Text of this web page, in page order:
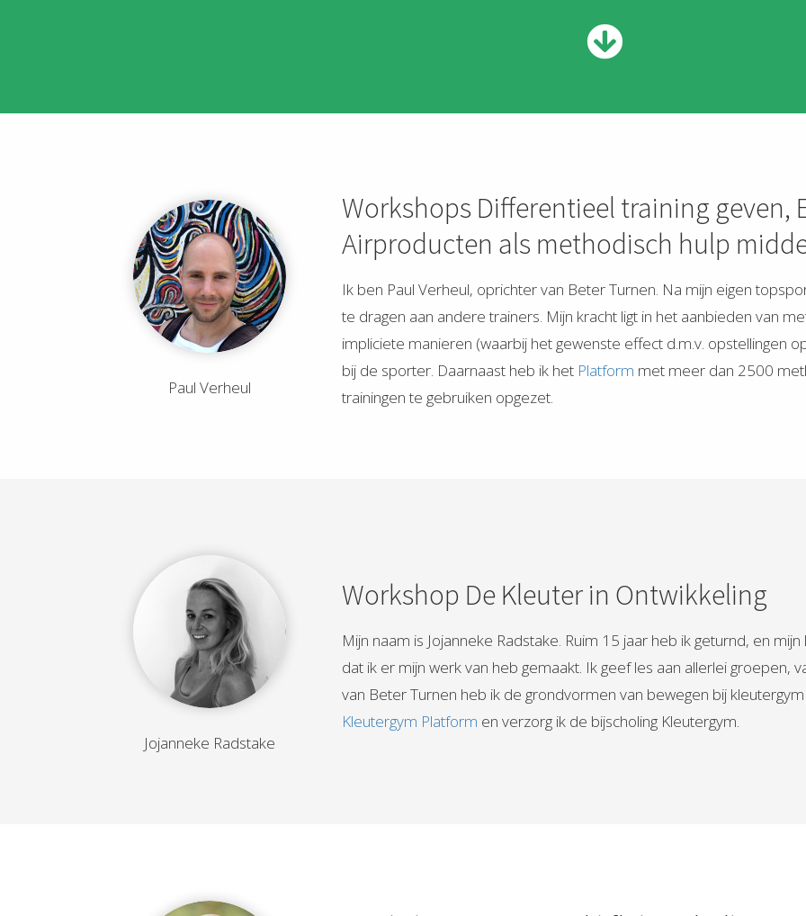
Paul Verheul
Workshops Differentieel training geven,
Airproducten als methodisch hulp
Ik ben Paul Verheul, oprichter van Beter Turnen. Na mijn eigen
te dragen aan andere trainers. Mijn kracht ligt in het aanbieden van
impliciete manieren (waarbij het gewenste effect d.m.v. opstellingen
bij de sporter. Daarnaast heb ik het Platform met meer dan 2500
trainingen te gebruiken opgezet.
Jojanneke Radstake
Workshop De Kleuter in Ontwikkeling
Mijn naam is Jojanneke Radstake. Ruim 15 jaar heb ik geturnd, en
dat ik er mijn werk van heb gemaakt. Ik geef les aan allerlei groepen,
van Beter Turnen heb ik de grondvormen van bewegen bij
Kleutergym Platform en verzorg ik de bijscholing Kleutergym.